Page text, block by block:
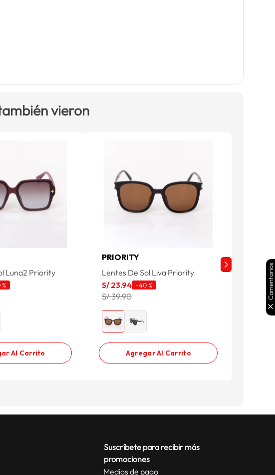
vieron
Luna2 Priority
Al Carrito
PRIORITY
Lentes De Sol Liva Priority
S/ 23.94 -40 %
S/ 39.90
Agregar Al Carrito
S/
Suscríbete para recibir más
promociones
Medios de pago
Comentarios